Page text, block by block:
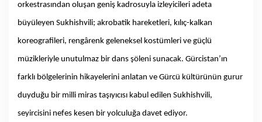
orkestrasından oluşan geniş kadrosuyla izleyicileri adeta
büyüleyen Sukhishvili; akrobatik hareketleri, kılıç-kalkan
koreografileri, rengârenk geleneksel kostümleri ve güçlü
müzikleriyle unutulmaz bir dans şöleni sunacak. Gürcistan’ın
farklı bölgelerinin hikayelerini anlatan ve Gürcü kültürünün gurur
duyduğu bir milli miras taşıyıcısı kabul edilen Sukhishvili,
seyircisini nefes kesen bir yolculuğa davet ediyor.